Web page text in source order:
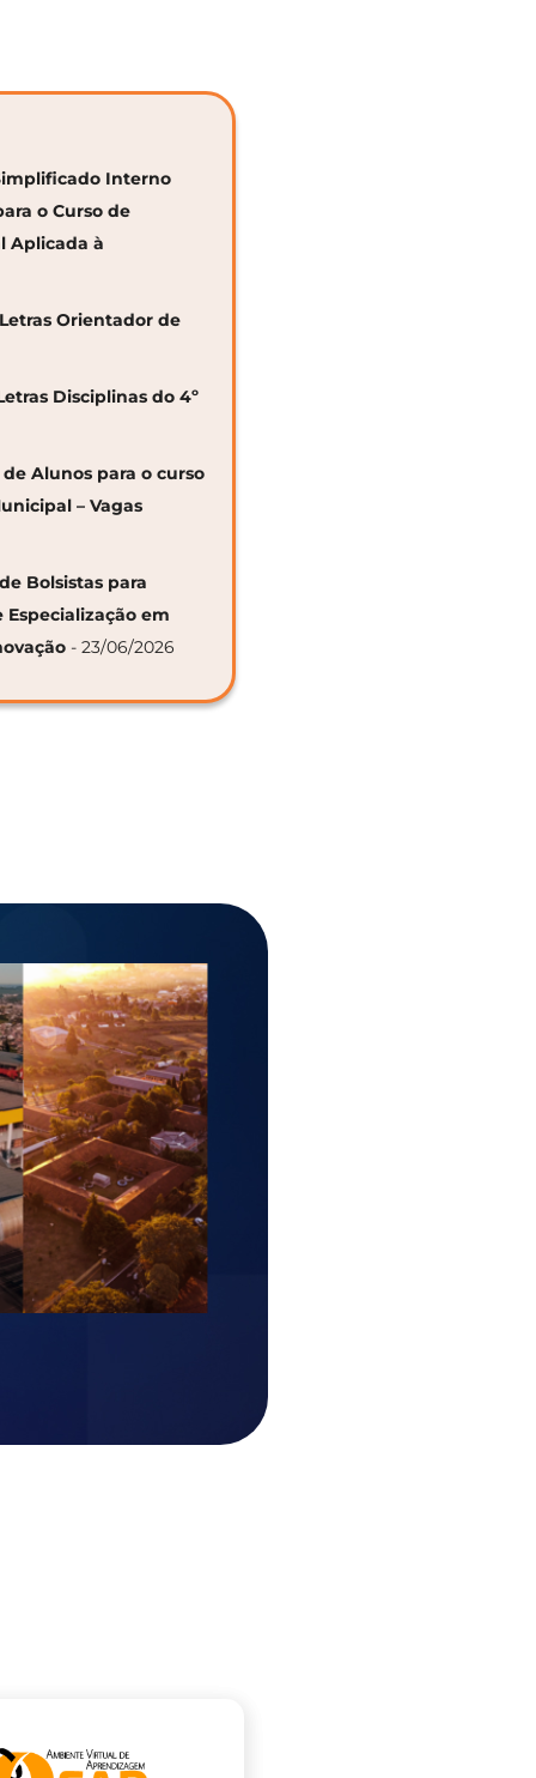
Interno
o Curso de
Aplicada à
Orientador de
Disciplinas do 4º
de Alunos para o curso
– Vagas
Bolsistas para
em
- 23/06/2026